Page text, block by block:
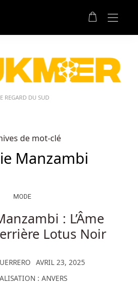
REGARD DU SUD
de mot-clé
Manzambi
MODE
: L’Âme
Lotus Noir
AVRIL 23, 2025
: ANVERS